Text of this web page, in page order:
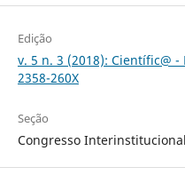
Edição
v. 5 n. 3 (2018): Científic@
2358-260X
Seção
Congresso